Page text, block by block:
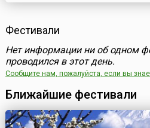
Фестивали
Нет информации ни об одном
проводился в этот день.
Сообщите нам, пожалуйста, если вы
Ближайшие фестивали